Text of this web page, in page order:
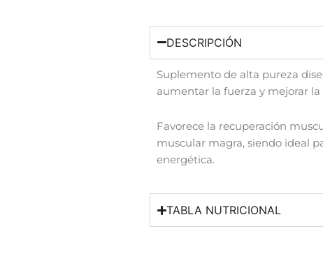
DESCRIPCIÓN
Suplemento de alta pureza
aumentar la fuerza y mejorar
Favorece la recuperación
muscular magra, siendo ideal
energética.
TABLA NUTRICIONAL